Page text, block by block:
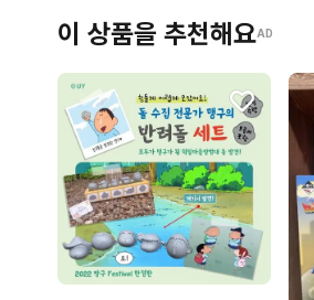
이 상품을 추천해요AD